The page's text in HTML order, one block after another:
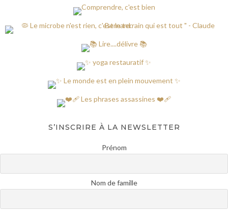
S’INSCRIRE À LA NEWSLETTER
Prénom
Nom de famille